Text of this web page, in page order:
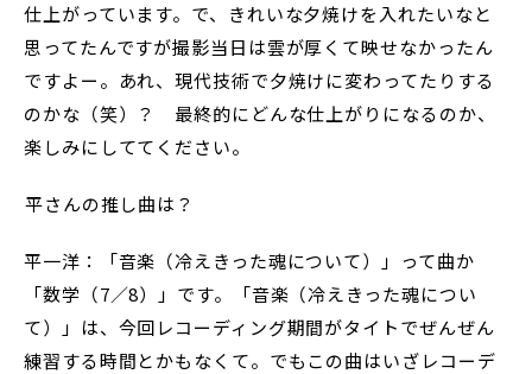
仕上がっています。で、きれいな夕焼けを入れたいなと
思ってたんですが撮影当日は雲が厚くて映せなかったん
ですよー。あれ、現代技術で夕焼けに変わってたりする
のかな（笑）？ 最終的にどんな仕上がりになるのか、
楽しみにしててください。
――平さんの推し曲は？
平一洋：「音楽（冷えきった魂について）」って曲か
「数学（7／8）」です。「音楽（冷えきった魂につい
て）」は、今回レコーディング期間がタイトでぜんぜん
練習する時間とかもなくて。でもこの曲はいざレコーデ